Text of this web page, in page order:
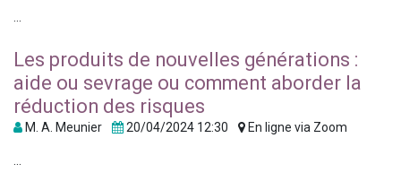
Les produits de nouvelles générations :
aide ou sevrage ou comment aborder la
réduction des risques
M. A. Meunier 20/04/2024 12:30 En ligne via Zoom